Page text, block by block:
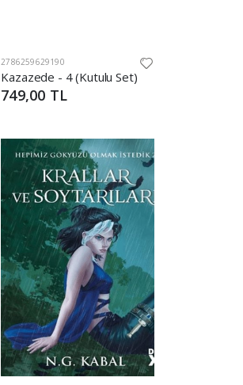
2786259629190
Kazazede - 4 (Kutulu Set)
749,00 TL